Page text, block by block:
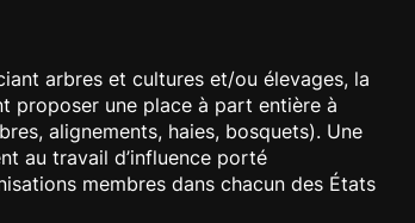
arbres et cultures et/ou élevages, la
proposer une place à part entière à
alignements, haies, bosquets). Une
au travail d’influence porté
membres dans chacun des États